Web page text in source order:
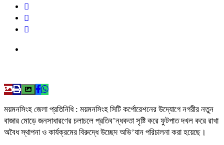
ময়মনসিংহ জেলা প্রতিনিধি : ময়মনসিংহ সিটি কর্পোরেশনের উদ্যোগে নগরীর নতুন
বাজার মোড়ে জনসাধারণের চলাচলে প্রতিব’ন্ধকতা সৃষ্টি করে ফুটপাত দখল করে রাখা
অবৈধ স্থাপনা ও কার্যক্রমের বিরুদ্ধে উচ্ছেদ অভি’যান পরিচালনা করা হয়েছে।